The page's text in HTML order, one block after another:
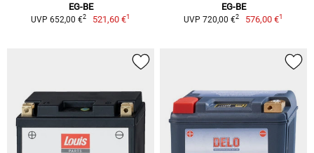
EG-BE
UVP 652,00 €2 521,60 €1
EG-BE
UVP 720,00 €2 576,00 €1